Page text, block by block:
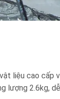
liệu cao cấp
lượng 2.6kg,